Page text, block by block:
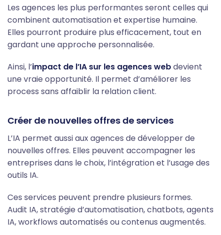
Les agences les plus performantes seront celles qui
combinent automatisation et expertise humaine.
Elles pourront produire plus efficacement, tout en
gardant une approche personnalisée.
Ainsi, l’impact de l’IA sur les agences webdevient
une vraie opportunité. Il permet d’améliorer les
process sans affaiblir la relation client.
Créer de nouvelles offres de services
L’IA permet aussi aux agences de développer de
nouvelles offres. Elles peuvent accompagner les
entreprises dans le choix, l’intégration et l’usage des
outils IA.
Ces services peuvent prendre plusieurs formes.
Audit IA, stratégie d’automatisation, chatbots, agents
IA, workflows automatisés ou contenus augmentés.